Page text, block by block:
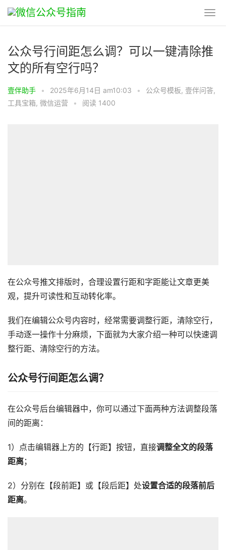
公众号行间距怎么调？可以一键清除推
文的所有空行吗？
壹伴助手 • 2025年6月14日 am10:03 • 公众号模板, 壹伴问答,
工具宝箱, 微信运营 • 阅读 1400
在公众号推文排版时，合理设置行距和字距能让文章更美
观，提升可读性和互动转化率。
我们在编辑公众号内容时，经常需要调整行距，清除空行，
手动逐一操作十分麻烦，下面就为大家介绍一种可以快速调
整行距、清除空行的方法。
公众号行间距怎么调？
在公众号后台编辑器中，你可以通过下面两种方法调整段落
间的距离：
1）点击编辑器上方的【行距】按钮，直接调整全文的段落
距离；
2）分别在【段前距】或【段后距】处设置合适的段落前后
距离。